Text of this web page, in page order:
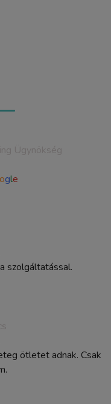
ogle
szolgáltatással.
ötletet adnak. Csak